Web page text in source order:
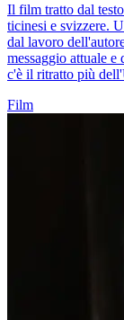
Il film tratto dal
ticinesi e svizzere.
dal lavoro
messaggio attuale
c'è il ritratto più
Film